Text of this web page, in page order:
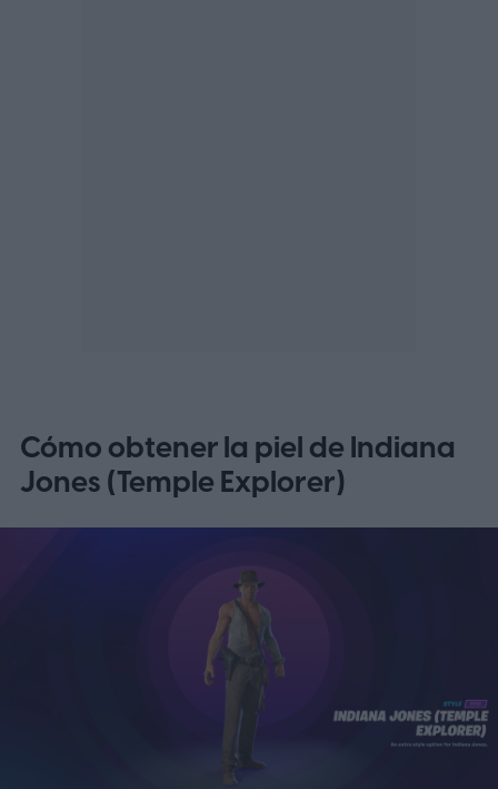
Cómo obtener la piel de Indiana
Jones (Temple Explorer)